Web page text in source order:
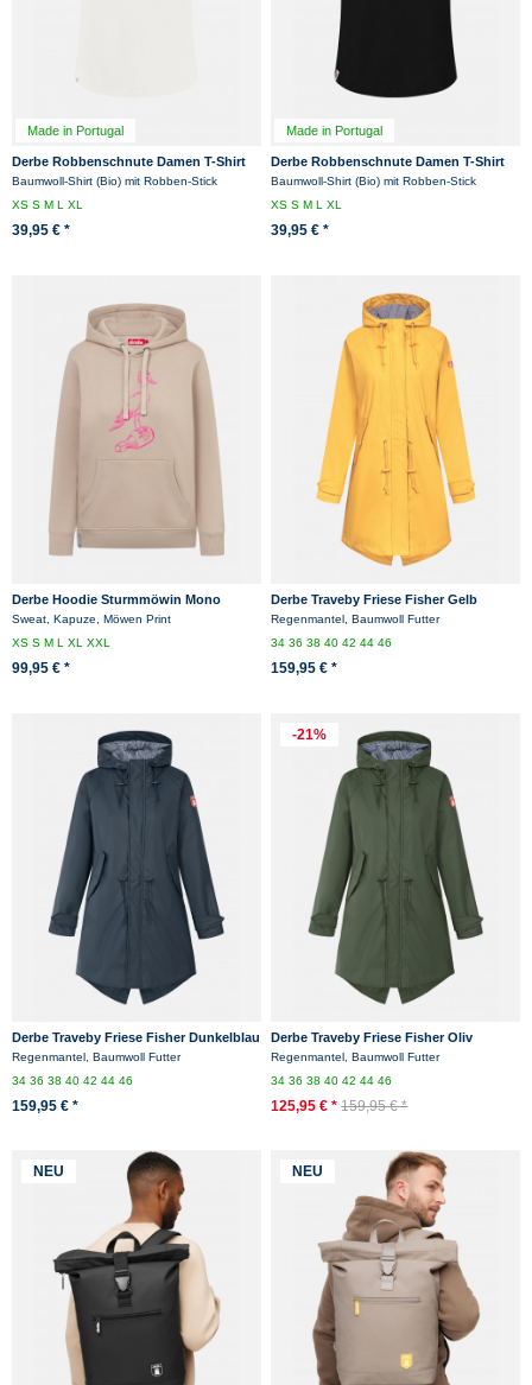
Made in Portugal
Derbe Robbenschnute Damen T-Shirt
Weiß
Baumwoll-Shirt (Bio) mit Robben-Stick
XSSMLXL
39,95 € *
Made in Portugal
Derbe Robbenschnute Damen T-Shirt
Schwarz
Baumwoll-Shirt (Bio) mit Robben-Stick
XSSMLXL
39,95 € *
Derbe Hoodie Sturmmöwin Mono
Damen Beige Kapuzenpullover GOTS
Sweat, Kapuze, Möwen Print
XSSMLXLXXL
99,95 € *
Derbe Traveby Friese Fisher Gelb
Damen Friesennerz
Regenmantel, Baumwoll Futter
34363840424446
159,95 € *
Derbe Traveby Friese Fisher Dunkelblau
Damen Regenjacke
Regenmantel, Baumwoll Futter
34363840424446
159,95 € *
-21%
Derbe Traveby Friese Fisher Oliv
Damen Regenjacke Nachhaltig
Regenmantel, Baumwoll Futter
34363840424446
125,95 € * 159,95 € *
NEU NEU